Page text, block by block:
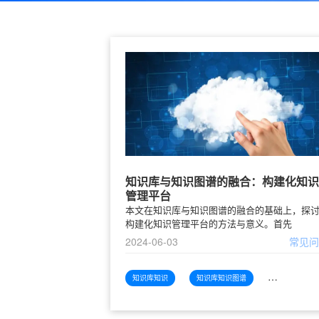
知识库与知识图谱的融合：构建化知识
管理平台
本文在知识库与知识图谱的融合的基础上，探
构建化知识管理平台的方法与意义。首先
2024-06-03 常见
知识库知识 知识库知识图谱 知识库知识图